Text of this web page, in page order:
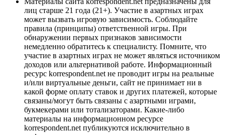
лиц старше 21 года (21+). Участие в азартных играх
может вызвать игровую зависимость. Соблюдайте
правила (принципы) ответственной игры. При
обнаружении первых признаков зависимости
немедленно обратитесь к специалисту. Помните, что
участие в азартных играх не может являться источником
доходов или альтернативой работе. Информационный
ресурс korrespondent.net не проводит игры на реальные
и/или виртуальные деньги, сайт не принимает ни в
какой форме оплату ставок и других платежей, которые
связаны/могут быть связаны с азартными играми,
букмекерами или тотализаторами. Какие-либо
материалы на информационном ресурсе
korrespondent.net публикуются исключительно в